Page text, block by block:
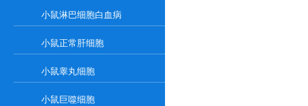
小鼠淋巴细胞白血病
小鼠正常肝细胞
小鼠睾丸细胞
小鼠巨噬细胞